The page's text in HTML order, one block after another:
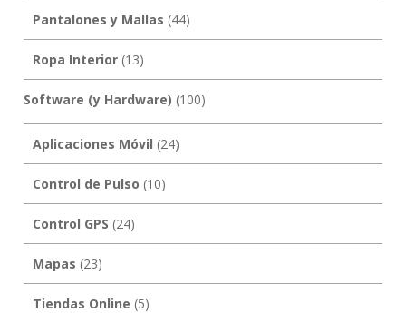
Pantalones y Mallas (44)
Ropa Interior(13)
Software (y Hardware) (100)
Aplicaciones Móvil (24)
Control de Pulso (10)
Control GPS (24)
Mapas (23)
Tiendas Online (5)